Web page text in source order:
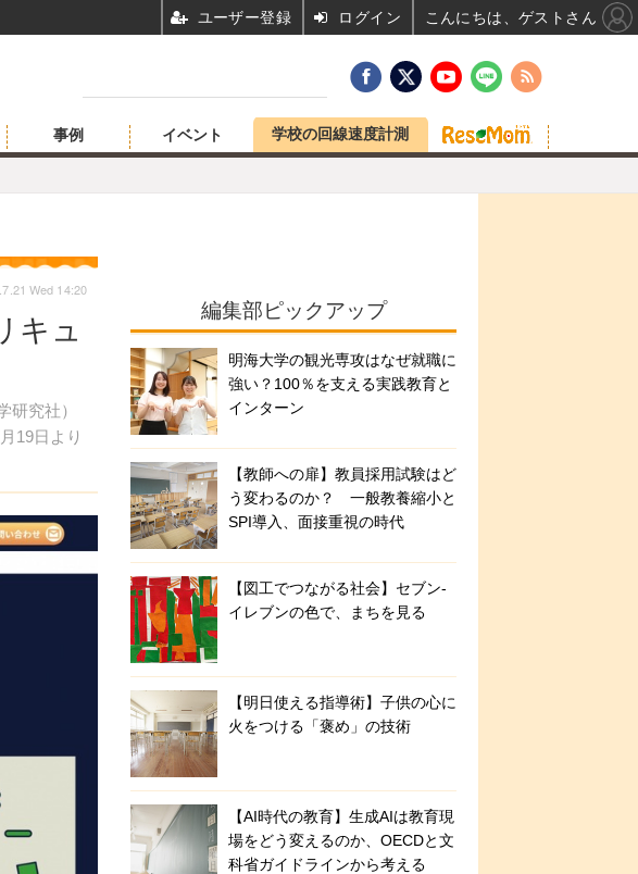
事例 イベント 学校の回線速度計測
キュ
究社）
19日より
Wed 14:20
編集部ピックアップ
明海大学の観光専攻はなぜ就職に
強い？100％を支える実践教育と
インターン
【教師への扉】教員採用試験はど
う変わるのか？ 一般教養縮小と
SPI導入、面接重視の時代
【図工でつながる社会】セブン‐
イレブンの色で、まちを見る
【明日使える指導術】子供の心に
火をつける「褒め」の技術
【AI時代の教育】生成AIは教育現
場をどう変えるのか、OECDと文
科省ガイドラインから考える
ユーザー登録 ログイン こんにちは、ゲストさん